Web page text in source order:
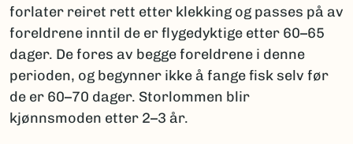
forlater reiret rett etter klekking og passes på av
foreldrene inntil de er flygedyktige etter 60–65
dager. De fores av begge foreldrene i denne
perioden, og begynner ikke å fange fisk selv før
de er 60–70 dager. Storlommen blir
kjønnsmoden etter 2–3 år.